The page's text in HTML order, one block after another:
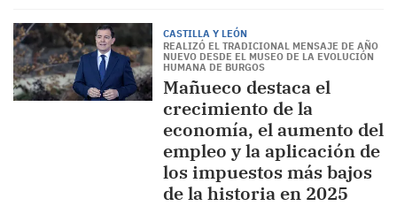
CASTILLA Y LEÓN
REALIZÓ EL TRADICIONAL MENSAJE DE AÑO
NUEVO DESDE EL MUSEO DE LA EVOLUCIÓN
HUMANA DE BURGOS
Mañueco destaca el
crecimiento de la
economía, el aumento del
empleo y la aplicación de
los impuestos más bajos
de la historia en 2025